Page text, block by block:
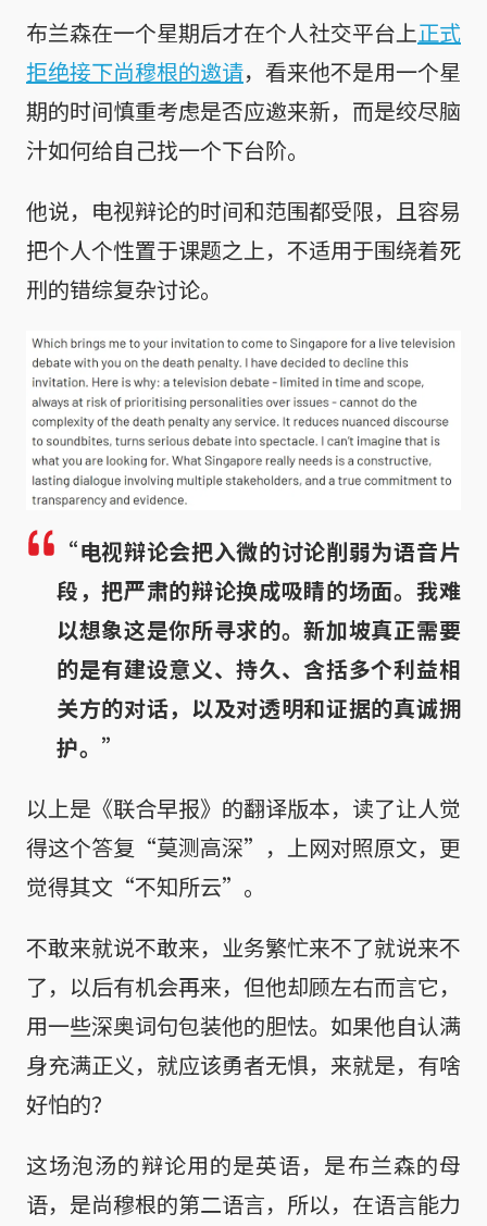
布兰森在一个星期后才在个人社交平台上正式
拒绝接下尚穆根的邀请，看来他不是用一个星
期的时间慎重考虑是否应邀来新，而是绞尽脑
汁如何给自己找一个下台阶。
他说，电视辩论的时间和范围都受限，且容易
把个人个性置于课题之上，不适用于围绕着死
刑的错综复杂讨论。
“电视辩论会把入微的讨论削弱为语音片
段，把严肃的辩论换成吸睛的场面。我难
以想象这是你所寻求的。新加坡真正需要
的是有建设意义、持久、含括多个利益相
关方的对话，以及对透明和证据的真诚拥
护。”
以上是《联合早报》的翻译版本，读了让人觉
得这个答复“莫测高深”，上网对照原文，更
觉得其文“不知所云”。
不敢来就说不敢来，业务繁忙来不了就说来不
了，以后有机会再来，但他却顾左右而言它，
用一些深奥词句包装他的胆怯。如果他自认满
身充满正义，就应该勇者无惧，来就是，有啥
好怕的？
这场泡汤的辩论用的是英语，是布兰森的母
语，是尚穆根的第二语言，所以，在语言能力